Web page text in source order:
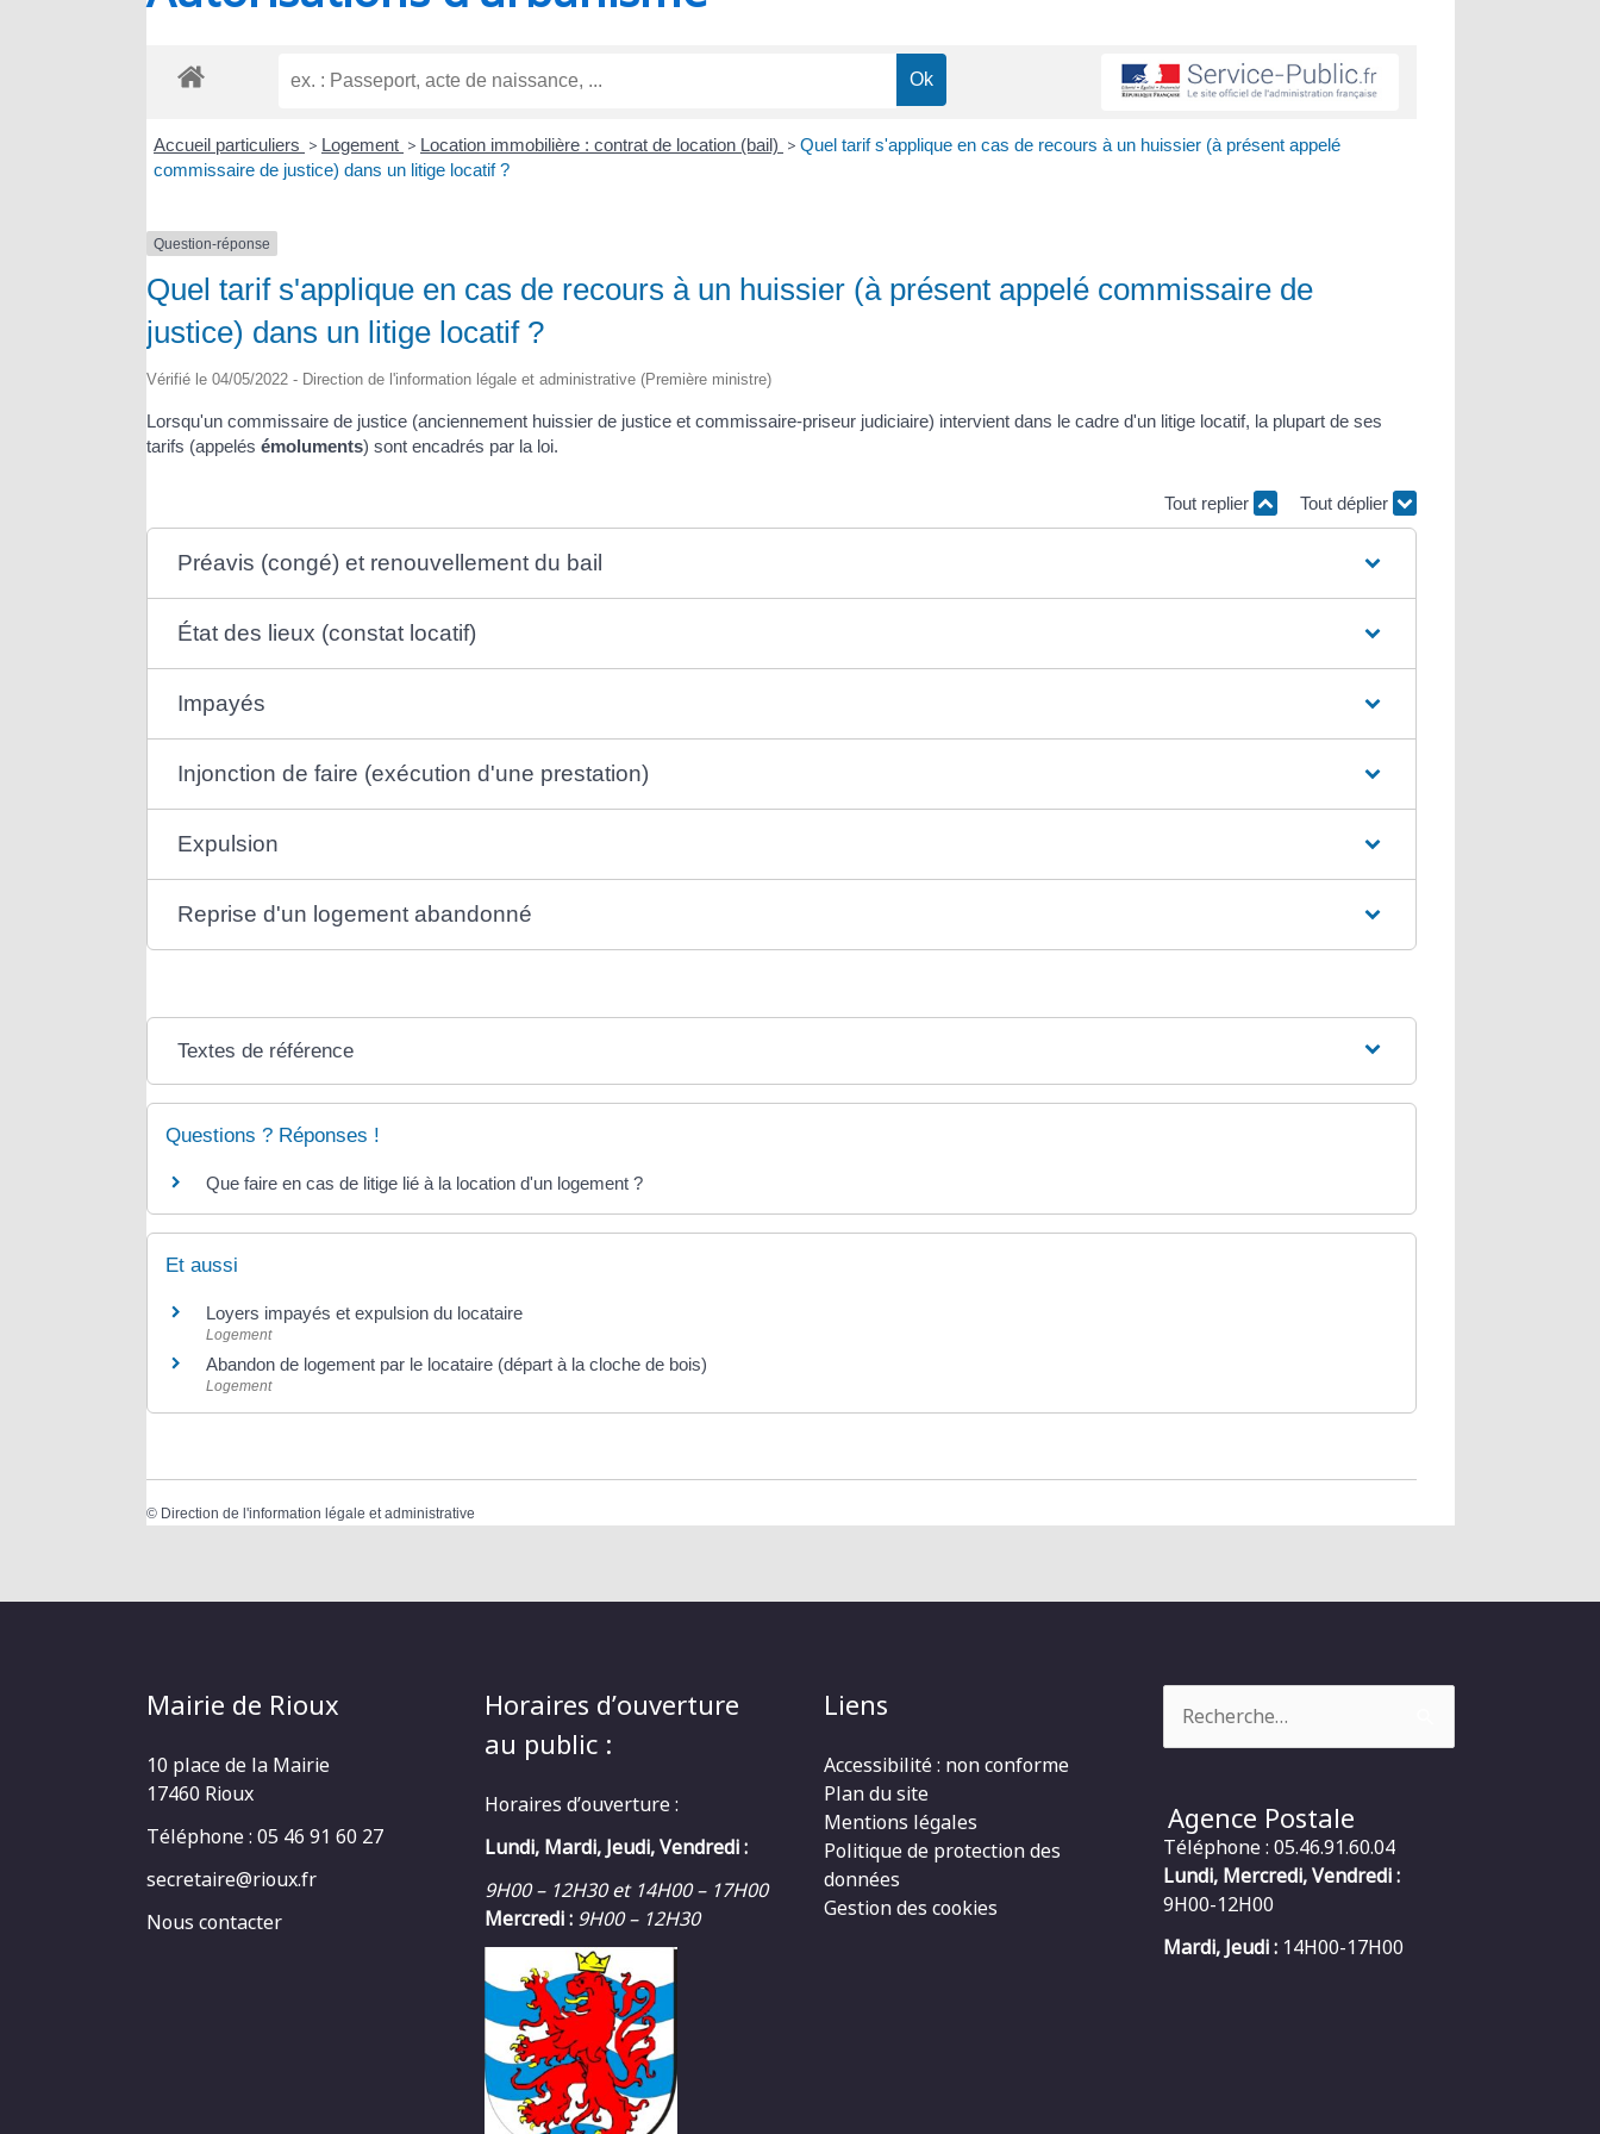
Accueil particuliers > Logement > Location immobilière : contrat de location (bail) > Quel tarif s'applique en cas de recours à un huissier (à présent appelé
commissaire de justice) dans un litige locatif ?
Question-réponse
Quel tarif s'applique en cas de recours à un huissier (à présent appelé commissaire de
justice) dans un litige locatif ?
Vérifié le 04/05/2022 - Direction de l'information légale et administrative (Première ministre)
Lorsqu'un commissaire de justice (anciennement huissier de justice et commissaire-priseur judiciaire) intervient dans le cadre d'un litige locatif, la plupart de ses
tarifs (appelés émoluments) sont encadrés par la loi.
Tout replier Tout déplier
Préavis (congé) et renouvellement du bail
État des lieux (constat locatif)
Impayés
Injonction de faire (exécution d'une prestation)
Expulsion
Reprise d'un logement abandonné
Textes de référence
Questions ? Réponses !
Que faire en cas de litige lié à la location d'un logement ?
Et aussi
Loyers impayés et expulsion du locataire
Logement
Abandon de logement par le locataire (départ à la cloche de bois)
Logement
© Direction de l'information légale et administrative
Mairie de Rioux
10 place de la Mairie
17460 Rioux
Téléphone : 05 46 91 60 27
secretaire@rioux.fr
Nous contacter
Horaires d’ouverture
au public :
Horaires d’ouverture :
Lundi, Mardi, Jeudi, Vendredi :
9H00 – 12H30 et 14H00 – 17H00
Mercredi : 9H00 – 12H30
Liens
Accessibilité : non conforme
Plan du site
Mentions légales
Politique de protection des
données
Gestion des cookies
Agence Postale
Téléphone : 05.46.91.60.04
Lundi, Mercredi, Vendredi :
9H00-12H00
Mardi, Jeudi : 14H00-17H00